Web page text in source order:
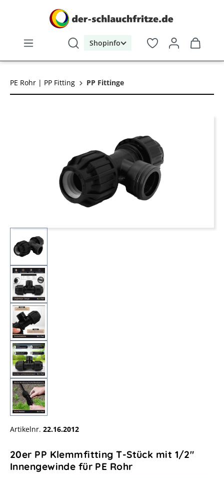
Shopinfo
PE Rohr | PP Fitting PP Fittinge
Artikelnr. 22.16.2012
20er PP Klemmfitting T-Stück mit 1/2"
Innengewinde für PE Rohr